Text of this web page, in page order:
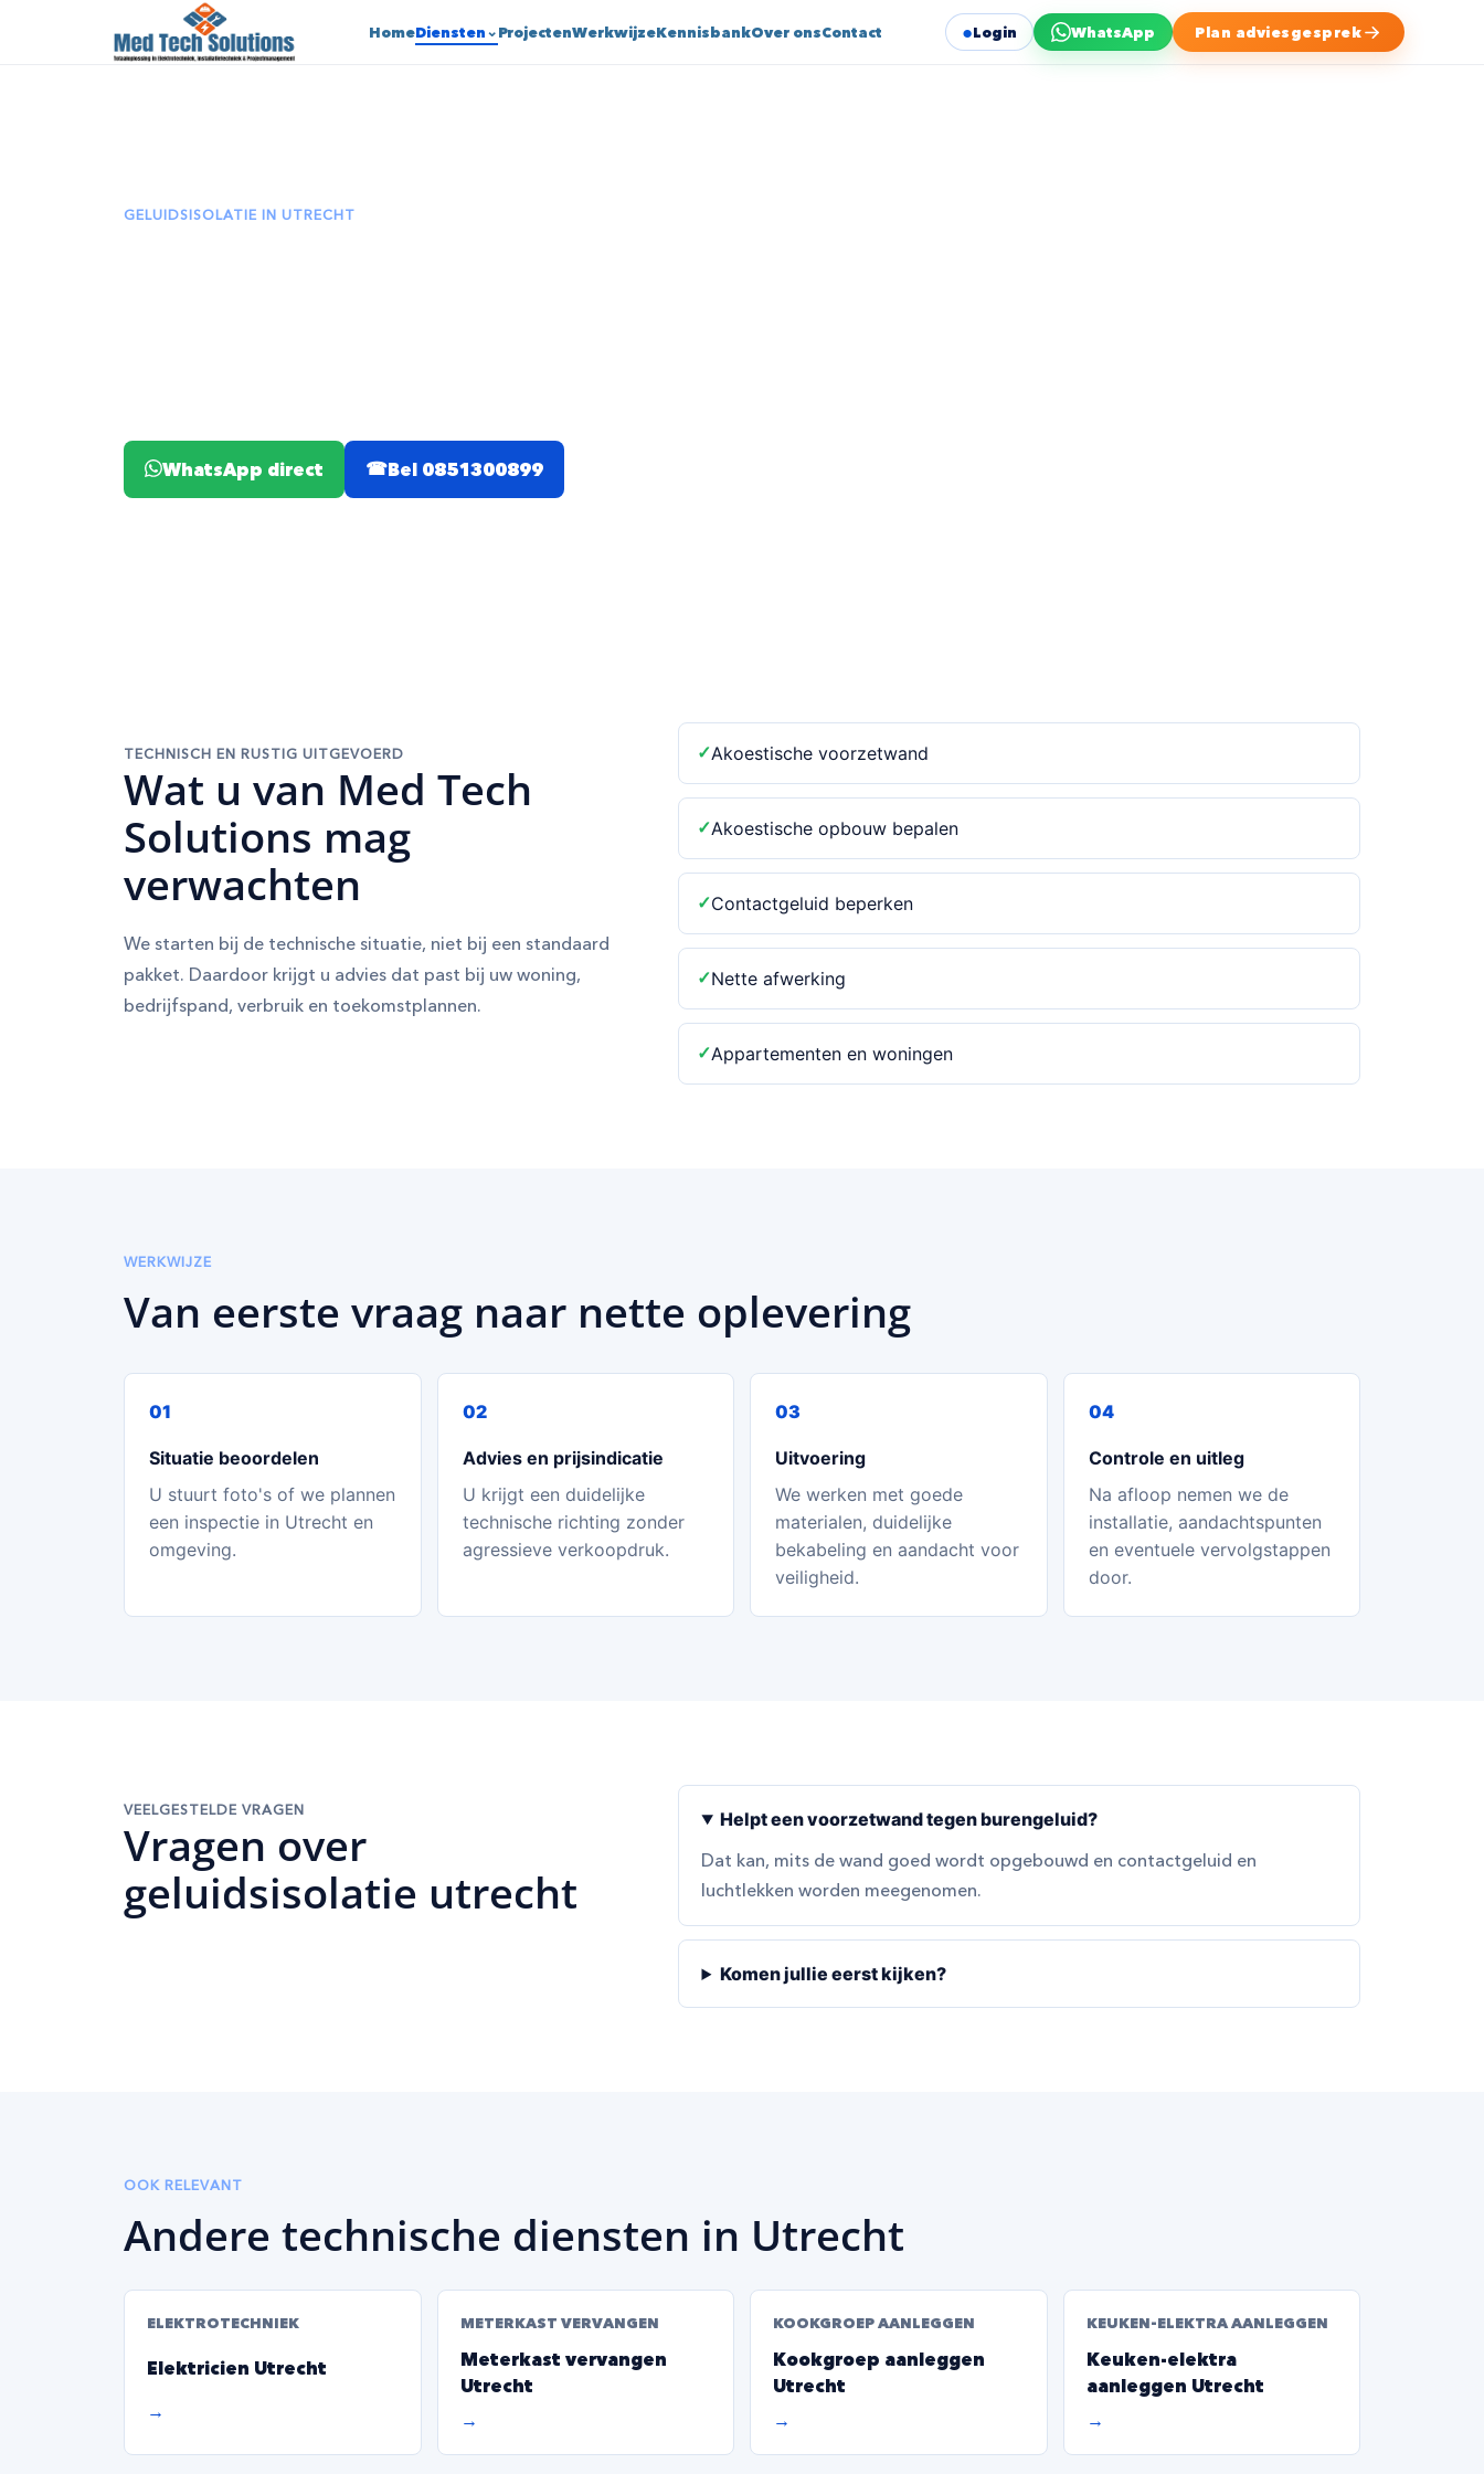
HomeDiensten⌄ProjectenWerkwijzeKennisbankOver onsContact Login WhatsApp Plan adviesgesprek
GELUIDSISOLATIE IN UTRECHT
WhatsApp direct Bel 0851300899
TECHNISCH EN RUSTIG UITGEVOERD
Wat u van Med Tech
Solutions mag
verwachten
We starten bij de technische situatie, niet bij een standaard
pakket. Daardoor krijgt u advies dat past bij uw woning,
bedrijfspand, verbruik en toekomstplannen.
Akoestische voorzetwand
Akoestische opbouw bepalen
Contactgeluid beperken
Nette afwerking
Appartementen en woningen
WERKWIJZE
Van eerste vraag naar nette oplevering
Situatie beoordelen
U stuurt foto's of we plannen
een inspectie in Utrecht en
omgeving.
Advies en prijsindicatie
U krijgt een duidelijke
technische richting zonder
agressieve verkoopdruk.
Uitvoering
We werken met goede
materialen, duidelijke
bekabeling en aandacht voor
veiligheid.
Controle en uitleg
Na afloop nemen we de
installatie, aandachtspunten
en eventuele vervolgstappen
door.
VEELGESTELDE VRAGEN
Vragen over
geluidsisolatie utrecht
Helpt een voorzetwand tegen burengeluid?
Dat kan, mits de wand goed wordt opgebouwd en contactgeluid en
luchtlekken worden meegenomen.
Komen jullie eerst kijken?
OOK RELEVANT
Andere technische diensten in Utrecht
ELEKTROTECHNIEK
Elektricien Utrecht
METERKAST VERVANGEN
Meterkast vervangen
Utrecht
KOOKGROEP AANLEGGEN
Kookgroep aanleggen
Utrecht
KEUKEN-ELEKTRA AANLEGGEN
Keuken-elektra
aanleggen Utrecht